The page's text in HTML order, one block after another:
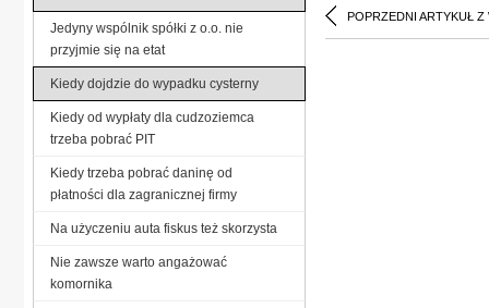
POPRZEDNI ARTYKUŁ Z
Jedyny wspólnik spółki z o.o. nie
przyjmie się na etat
Kiedy dojdzie do wypadku cysterny
Kiedy od wypłaty dla cudzoziemca
trzeba pobrać PIT
Kiedy trzeba pobrać daninę od
płatności dla zagranicznej firmy
Na użyczeniu auta fiskus też skorzysta
Nie zawsze warto angażować
komornika